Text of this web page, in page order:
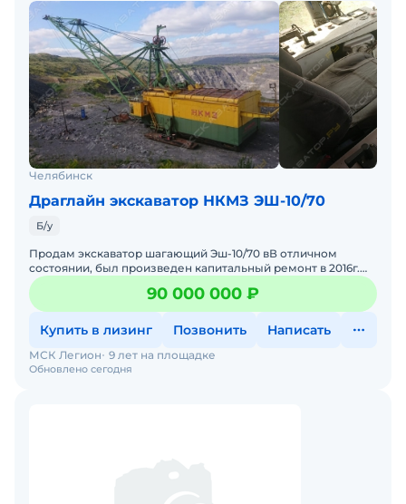
Челябинск
Драглайн экскаватор НКМЗ ЭШ-10/70
Б/у
Продам экскаватор шагающий Эш-10/70 вВ отличном
состоянии, был произведен капитальный ремонт в 2016г.
Цена с НДС. В наличии. Помогу с доставкой. Все
интересующ
90 000 000 ₽
Купить в лизинг Позвонить Написать
Обновлено сегодня
МСК Легион 9 лет на площадке